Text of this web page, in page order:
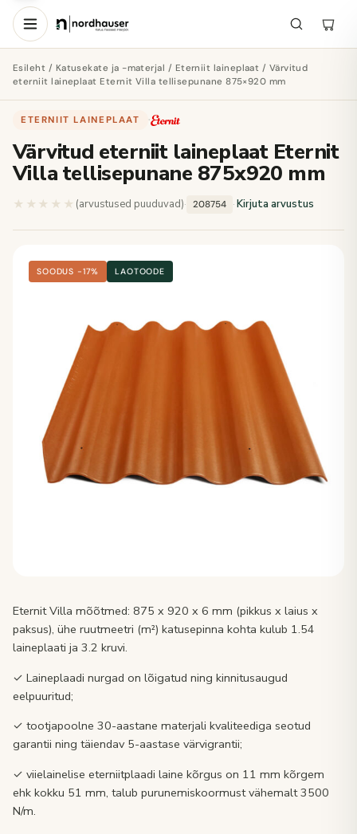
Esileht / Katusekate ja -materjal / Eterniit laineplaat / Värvitud
eterniit laineplaat Eternit Villa tellisepunane 875×920 mm
ETERNIIT LAINEPLAAT ·
Värvitud eterniit laineplaat Eternit
Villa tellisepunane 875x920 mm
★★★★★ ★★★★★
(arvustused puuduvad)· 208754 ·Kirjuta arvustus
SOODUS −17% LAOTOODE
Eternit Villa mõõtmed: 875 x 920 x 6 mm (pikkus x laius x
paksus), ühe ruutmeetri (m²) katusepinna kohta kulub 1.54
laineplaati ja 3.2 kruvi.
✓ Laineplaadi nurgad on lõigatud ning kinnitusaugud
eelpuuritud;
✓ tootjapoolne 30-aastane materjali kvaliteediga seotud
garantii ning täiendav 5-aastase värvigrantii;
✓ viielainelise eterniitplaadi laine kõrgus on 11 mm kõrgem
ehk kokku 51 mm, talub purunemiskoormust vähemalt 3500
N/m.